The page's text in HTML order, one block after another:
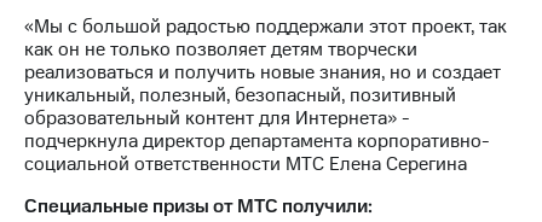
Рынок
акций
Описание
Программа
приобретения
Порядок
акций
«Мы с большой радостью поддержали этот проект, так
как он не только позволяет детям творчески
реализоваться и получить новые знания, но и создает
уникальный, полезный, безопасный, позитивный
образовательный контент для Интернета» -
подчеркнула директор департамента корпоративно-
социальной ответственности МТС Елена Серегина
Специальные призы от МТС получили: